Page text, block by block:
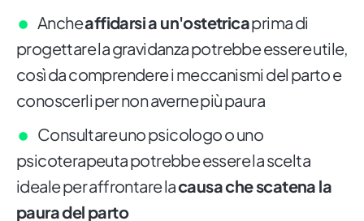
Ancheaffidarsi a un'ostetricaprima di
progettare la gravidanza potrebbe essere utile,
così da comprendere i meccanismi del parto e
conoscerli per non averne più paura
Consultare uno psicologo o uno
psicoterapeuta potrebbe essere la scelta
ideale per affrontare lacausa che scatena la
paura del parto